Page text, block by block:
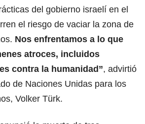
del gobierno israelí en el
el riesgo de vaciar la zona de
Nos enfrentamos a lo que
atroces, incluidos
contra la humanidad”, advirtió
de Naciones Unidas para los
Volker Türk.